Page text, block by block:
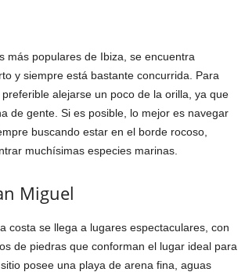
más populares de Ibiza, se encuentra
y siempre está bastante concurrida. Para
alejarse un poco de la orilla, ya que
de gente. Si es posible, lo mejor es navegar
buscando estar en el borde rocoso,
muchísimas especies marinas.
Miguel
costa se llega a lugares espectaculares, con
de piedras que conforman el lugar ideal para
posee una playa de arena fina, aguas